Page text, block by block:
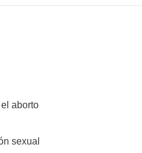
aborto
sexual